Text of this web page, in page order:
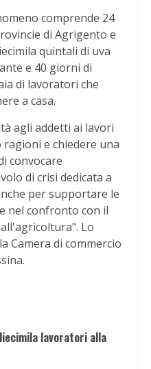
comprende 24
di Agrigento e
quintali di uva
e 40 giorni di
di lavoratori che
a casa.
agli addetti ai lavori
e chiedere una
convocare
di crisi dedicata a
per supportare le
nel confronto con il
Lo
Camera di commercio
lavoratori alla